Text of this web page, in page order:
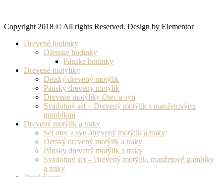
Copyright 2018 © All rights Reserved. Design by Elementor
Drevené hodinky
Dámske hodinky
Pánske hodinky
Drevené motýliky
Detský drevený motýlik
Pánsky drevený motýlik
Drevené motýliky Otec a syn
Svadobný set – Drevený motýlik s manžetovými
gombíkmi
Drevený motýlik a traky
Set otec a syn /drevený motýlik a traky/
Detský drevený motýlik a traky
Pánsky drevený motýlik a traky
Svadobný set – Drevený motýlik, manžetové gombíky
a traky